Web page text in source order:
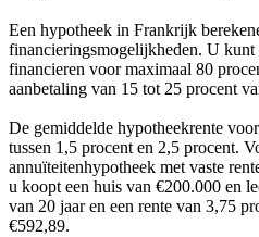
Een hypotheek in Frankrijk
financieringsmogelijkheden. U
financieren voor maximaal 80
aanbetaling van 15 tot 25 procent
De gemiddelde hypotheekrente
tussen 1,5 procent en 2,5 procent.
annuïteitenhypotheek met vaste
u koopt een huis van €200.000 en
van 20 jaar en een rente van 3,75
€592,89.